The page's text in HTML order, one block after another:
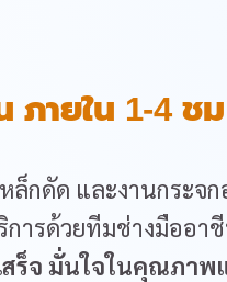
ภายใน 1-4 ช
ล็กดัด และงานกระจ
การด้วยทีมช่างมืออ
สร็จ มั่นใจในคุณภาพ